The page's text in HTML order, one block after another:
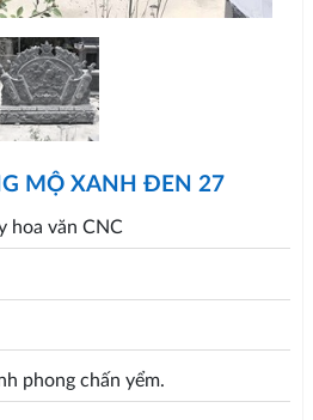
MỘ XANH ĐEN 27
hoa văn CNC
phong chấn yểm.